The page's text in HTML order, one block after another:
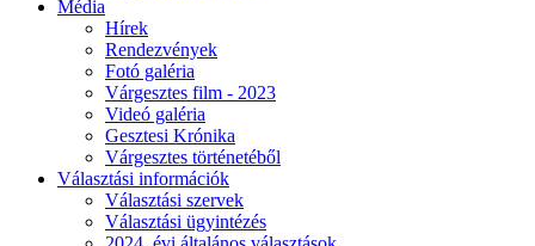
Média
Hírek
Rendezvények
Fotó galéria
Várgesztes film - 2023
Videó galéria
Gesztesi Krónika
Várgesztes történetéből
Választási információk
Választási szervek
Választási ügyintézés